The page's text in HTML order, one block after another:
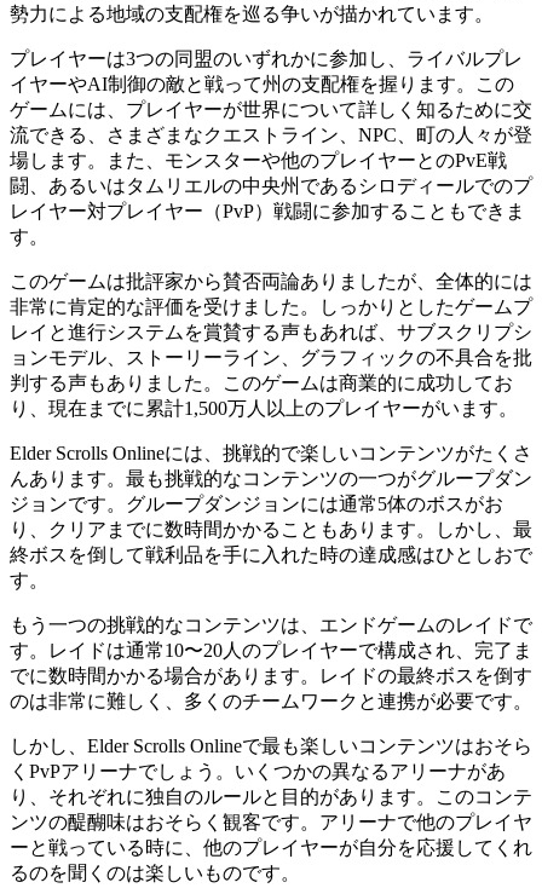
勢力による地域の支配権を巡る争いが描かれています。
プレイヤーは3つの同盟のいずれかに参加し、ライバルプレ
イヤーやAI制御の敵と戦って州の支配権を握ります。この
ゲームには、プレイヤーが世界について詳しく知るために交
流できる、さまざまなクエストライン、NPC、町の人々が登
場します。また、モンスターや他のプレイヤーとのPvE戦
闘、あるいはタムリエルの中央州であるシロディールでのプ
レイヤー対プレイヤー（PvP）戦闘に参加することもできま
す。
このゲームは批評家から賛否両論ありましたが、全体的には
非常に肯定的な評価を受けました。しっかりとしたゲームプ
レイと進行システムを賞賛する声もあれば、サブスクリプシ
ョンモデル、ストーリーライン、グラフィックの不具合を批
判する声もありました。このゲームは商業的に成功してお
り、現在までに累計1,500万人以上のプレイヤーがいます。
Elder Scrolls Onlineには、挑戦的で楽しいコンテンツがたくさ
んあります。最も挑戦的なコンテンツの一つがグループダン
ジョンです。グループダンジョンには通常5体のボスがお
り、クリアまでに数時間かかることもあります。しかし、最
終ボスを倒して戦利品を手に入れた時の達成感はひとしおで
す。
もう一つの挑戦的なコンテンツは、エンドゲームのレイドで
す。レイドは通常10〜20人のプレイヤーで構成され、完了ま
でに数時間かかる場合があります。レイドの最終ボスを倒す
のは非常に難しく、多くのチームワークと連携が必要です。
しかし、Elder Scrolls Onlineで最も楽しいコンテンツはおそら
くPvPアリーナでしょう。いくつかの異なるアリーナがあ
り、それぞれに独自のルールと目的があります。このコンテ
ンツの醍醐味はおそらく観客です。アリーナで他のプレイヤ
ーと戦っている時に、他のプレイヤーが自分を応援してくれ
るのを聞くのは楽しいものです。